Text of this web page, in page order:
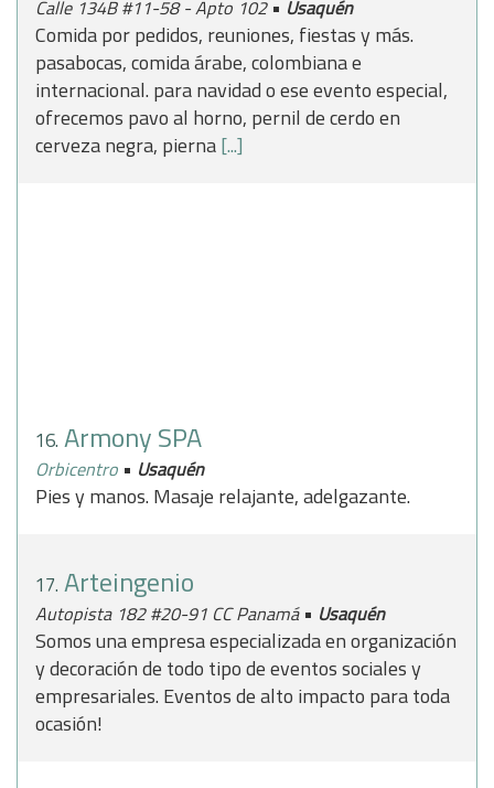
Calle 134B #11-58 - Apto 102 • Usaquén
Comida por pedidos, reuniones, fiestas y más.
pasabocas, comida árabe, colombiana e
internacional. para navidad o ese evento especial,
ofrecemos pavo al horno, pernil de cerdo en
cerveza negra, pierna[...]
16. Armony SPA
Orbicentro • Usaquén
Pies y manos. Masaje relajante, adelgazante.
17. Arteingenio
Autopista 182 #20-91 CC Panamá • Usaquén
Somos una empresa especializada en organización
y decoración de todo tipo de eventos sociales y
empresariales. Eventos de alto impacto para toda
ocasión!